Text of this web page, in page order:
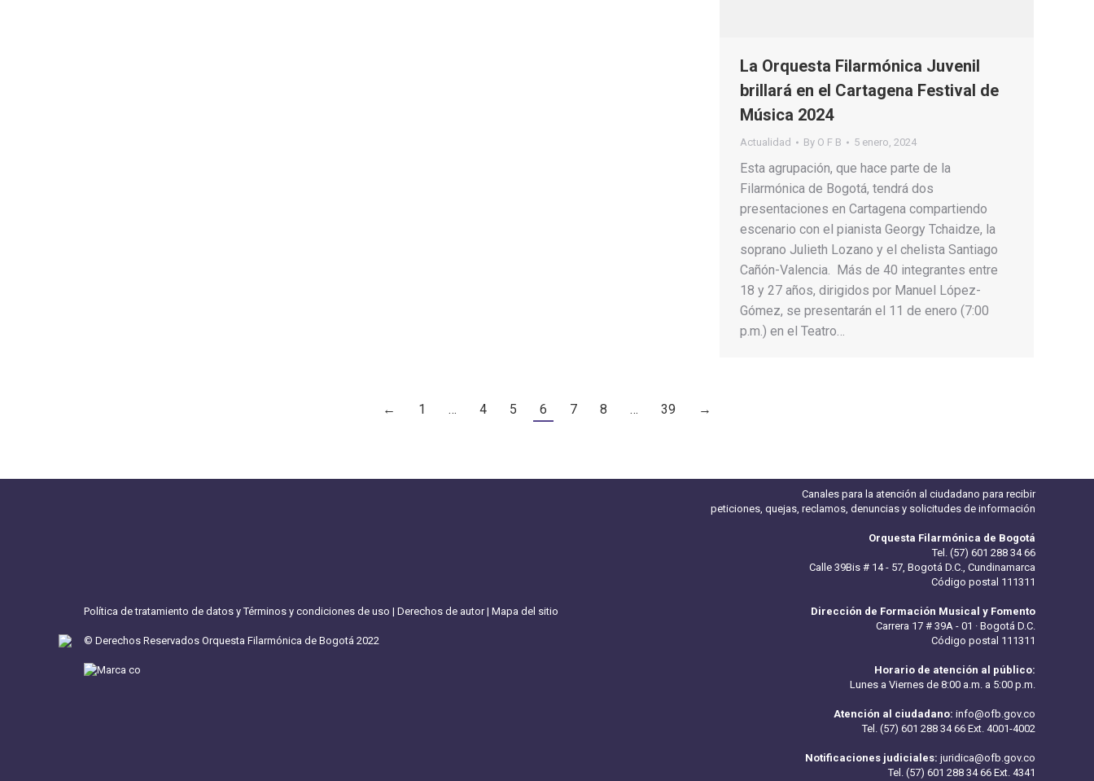
La Orquesta Filarmónica Juvenil
brillará en el Cartagena Festival de
Música 2024
Actualidad By O F B 5 enero, 2024
Esta agrupación, que hace parte de la
Filarmónica de Bogotá, tendrá dos
presentaciones en Cartagena compartiendo
escenario con el pianista Georgy Tchaidze, la
soprano Julieth Lozano y el chelista Santiago
Cañón-Valencia. Más de 40 integrantes entre
18 y 27 años, dirigidos por Manuel López-
Gómez, se presentarán el 11 de enero (7:00
p.m.) en el Teatro…
← 1 … 4 5 6 7 8 … 39 →
Política de tratamiento de datos y Términos y condiciones de uso | Derechos de autor| Mapa del sitio
© Derechos Reservados Orquesta Filarmónica de Bogotá 2022
Canales para la atención al ciudadano para recibir
peticiones, quejas, reclamos, denuncias y solicitudes de información
Orquesta Filarmónica de Bogotá
Tel. (57) 601 288 34 66
Calle 39Bis # 14 - 57, Bogotá D.C., Cundinamarca
Código postal 111311
Dirección de Formación Musical y Fomento
Carrera 17 # 39A - 01 · Bogotá D.C.
Código postal 111311
Horario de atención al público:
Lunes a Viernes de 8:00 a.m. a 5:00 p.m.
Atención al ciudadano: info@ofb.gov.co
Tel. (57) 601 288 34 66 Ext. 4001-4002
Notificaciones judiciales: juridica@ofb.gov.co
Tel. (57) 601 288 34 66 Ext. 4341